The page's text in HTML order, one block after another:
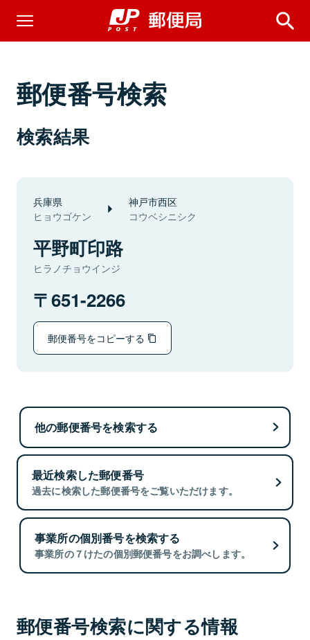
郵便番号検索
検索結果
兵庫県
ヒョウゴケン
神戸市西区
コウベシニシク
平野町印路
ヒラノチョウインジ
651-2266
郵便番号をコピーする
他の郵便番号を検索する
最近検索した郵便番号
過去に検索した郵便番号をご覧いただけます。
事業所の個別番号を検索する
事業所の７けたの個別郵便番号をお調べします。
郵便番号検索に関する情報